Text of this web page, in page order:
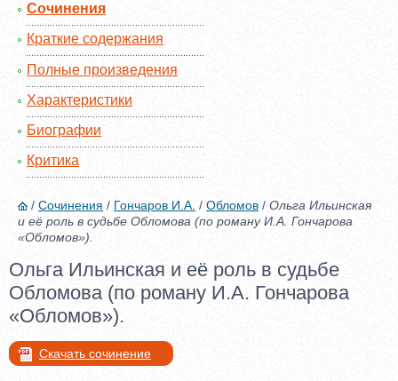
Сочинения
Краткие содержания
Полные произведения
Характеристики
Биографии
Критика
/ Сочинения / Гончаров И.А. / Обломов / Ольга Ильинская
и её роль в судьбе Обломова (по роману И.А. Гончарова
«Обломов»).
Ольга Ильинская и её роль в судьбе
Обломова (по роману И.А. Гончарова
«Обломов»).
Скачать сочинение